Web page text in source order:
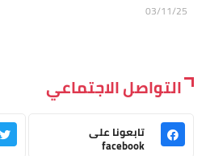
03/11/25
التواصل الاجتماعي
تابعونا على
facebook